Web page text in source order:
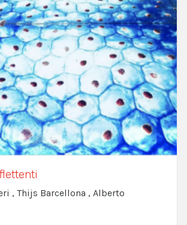
, Thijs Barcellona , Alberto